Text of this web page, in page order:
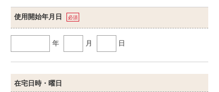
使用開始年月日 必須
年 月 日
在宅日時・曜日